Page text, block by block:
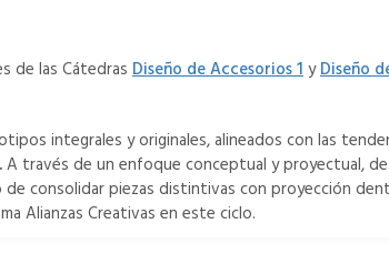
de las Cátedras Diseño de Accesorios 1yDiseño
integrales y originales, alineados con las
A través de un enfoque conceptual y proyectual,
consolidar piezas distintivas con proyección
Alianzas Creativas en este ciclo.